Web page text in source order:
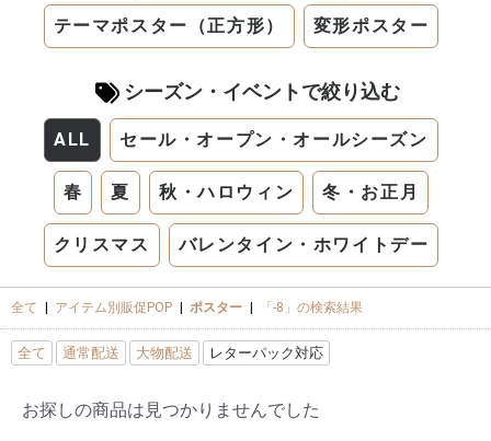
テーマポスター（正方形） 変形ポスター
シーズン・イベントで絞り込む
ALL セール・オープン・オールシーズン
春 夏 秋・ハロウィン 冬・お正月
クリスマス バレンタイン・ホワイトデー
全て | アイテム別販促POP | ポスター | 「-8」の検索結果
全て 通常配送 大物配送 レターパック対応
お探しの商品は見つかりませんでした